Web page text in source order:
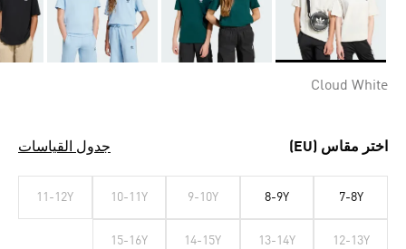
Cloud White
اختر مقاس (EU) جدول القياسات
7-8Y
8-9Y
9-10Y
10-11Y
11-12Y
12-13Y
13-14Y
14-15Y
15-16Y